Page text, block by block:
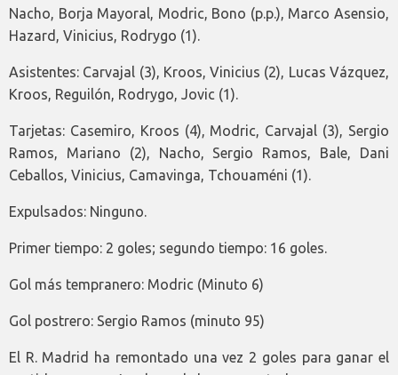
Nacho, Borja Mayoral, Modric, Bono (p.p.), Marco Asensio,
Hazard, Vinicius, Rodrygo (1).
Asistentes: Carvajal (3), Kroos, Vinicius (2), Lucas Vázquez,
Kroos, Reguilón, Rodrygo, Jovic (1).
Tarjetas: Casemiro, Kroos (4), Modric, Carvajal (3), Sergio
Ramos, Mariano (2), Nacho, Sergio Ramos, Bale, Dani
Ceballos, Vinicius, Camavinga, Tchouaméni (1).
Expulsados: Ninguno.
Primer tiempo: 2 goles; segundo tiempo: 16 goles.
Gol más tempranero: Modric (Minuto 6)
Gol postrero: Sergio Ramos (minuto 95)
El R. Madrid ha remontado una vez 2 goles para ganar el